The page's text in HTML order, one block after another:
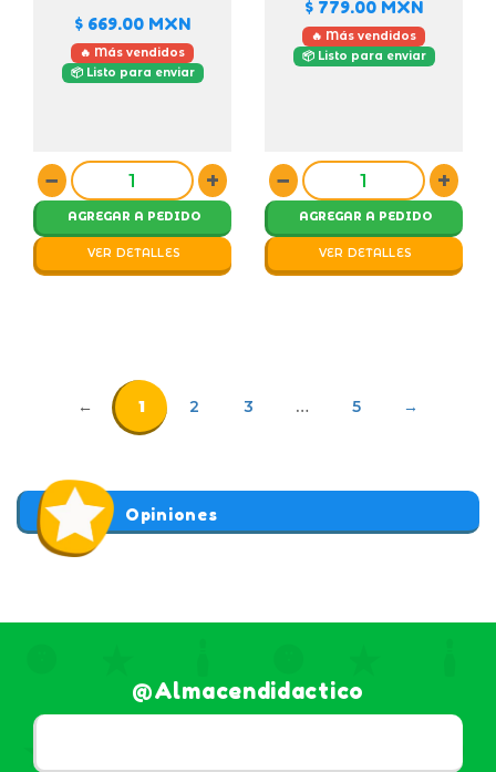
$ 669.00 MXN
🔥 Más vendidos
📦 Listo para enviar
− +
AGREGAR A PEDIDO
VER DETALLES
$ 779.00 MXN
🔥 Más vendidos
📦 Listo para enviar
− +
AGREGAR A PEDIDO
VER DETALLES
← 1 2 3 … 5 →
Opiniones
@almacendidactico